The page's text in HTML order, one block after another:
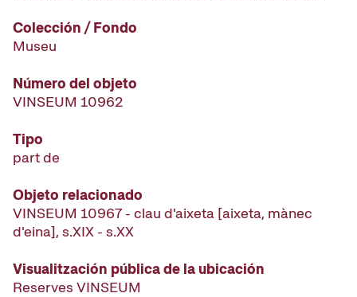
Colección / Fondo
Museu
Número del objeto
VINSEUM 10962
Tipo
part de
Objeto relacionado
VINSEUM 10967 - clau d'aixeta [aixeta, mànec
d'eina], s.XIX - s.XX
Visualitzación pública de la ubicación
Reserves VINSEUM